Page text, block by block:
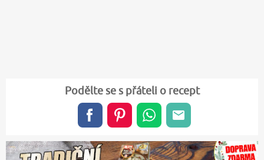
Podělte se s přáteli o recept